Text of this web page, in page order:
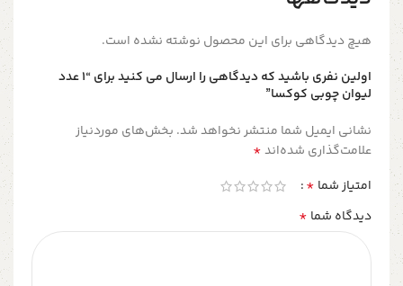
هیچ دیدگاهی برای این محصول نوشته نشده است.
اولین نفری باشید که دیدگاهی را ارسال می کنید برای “۱ عدد
لیوان چوبی کوکسا”
نشانی ایمیل شما منتشر نخواهد شد. بخش‌های موردنیاز
علامت‌گذاری شده‌اند*
امتیاز شما *
دیدگاه شما *